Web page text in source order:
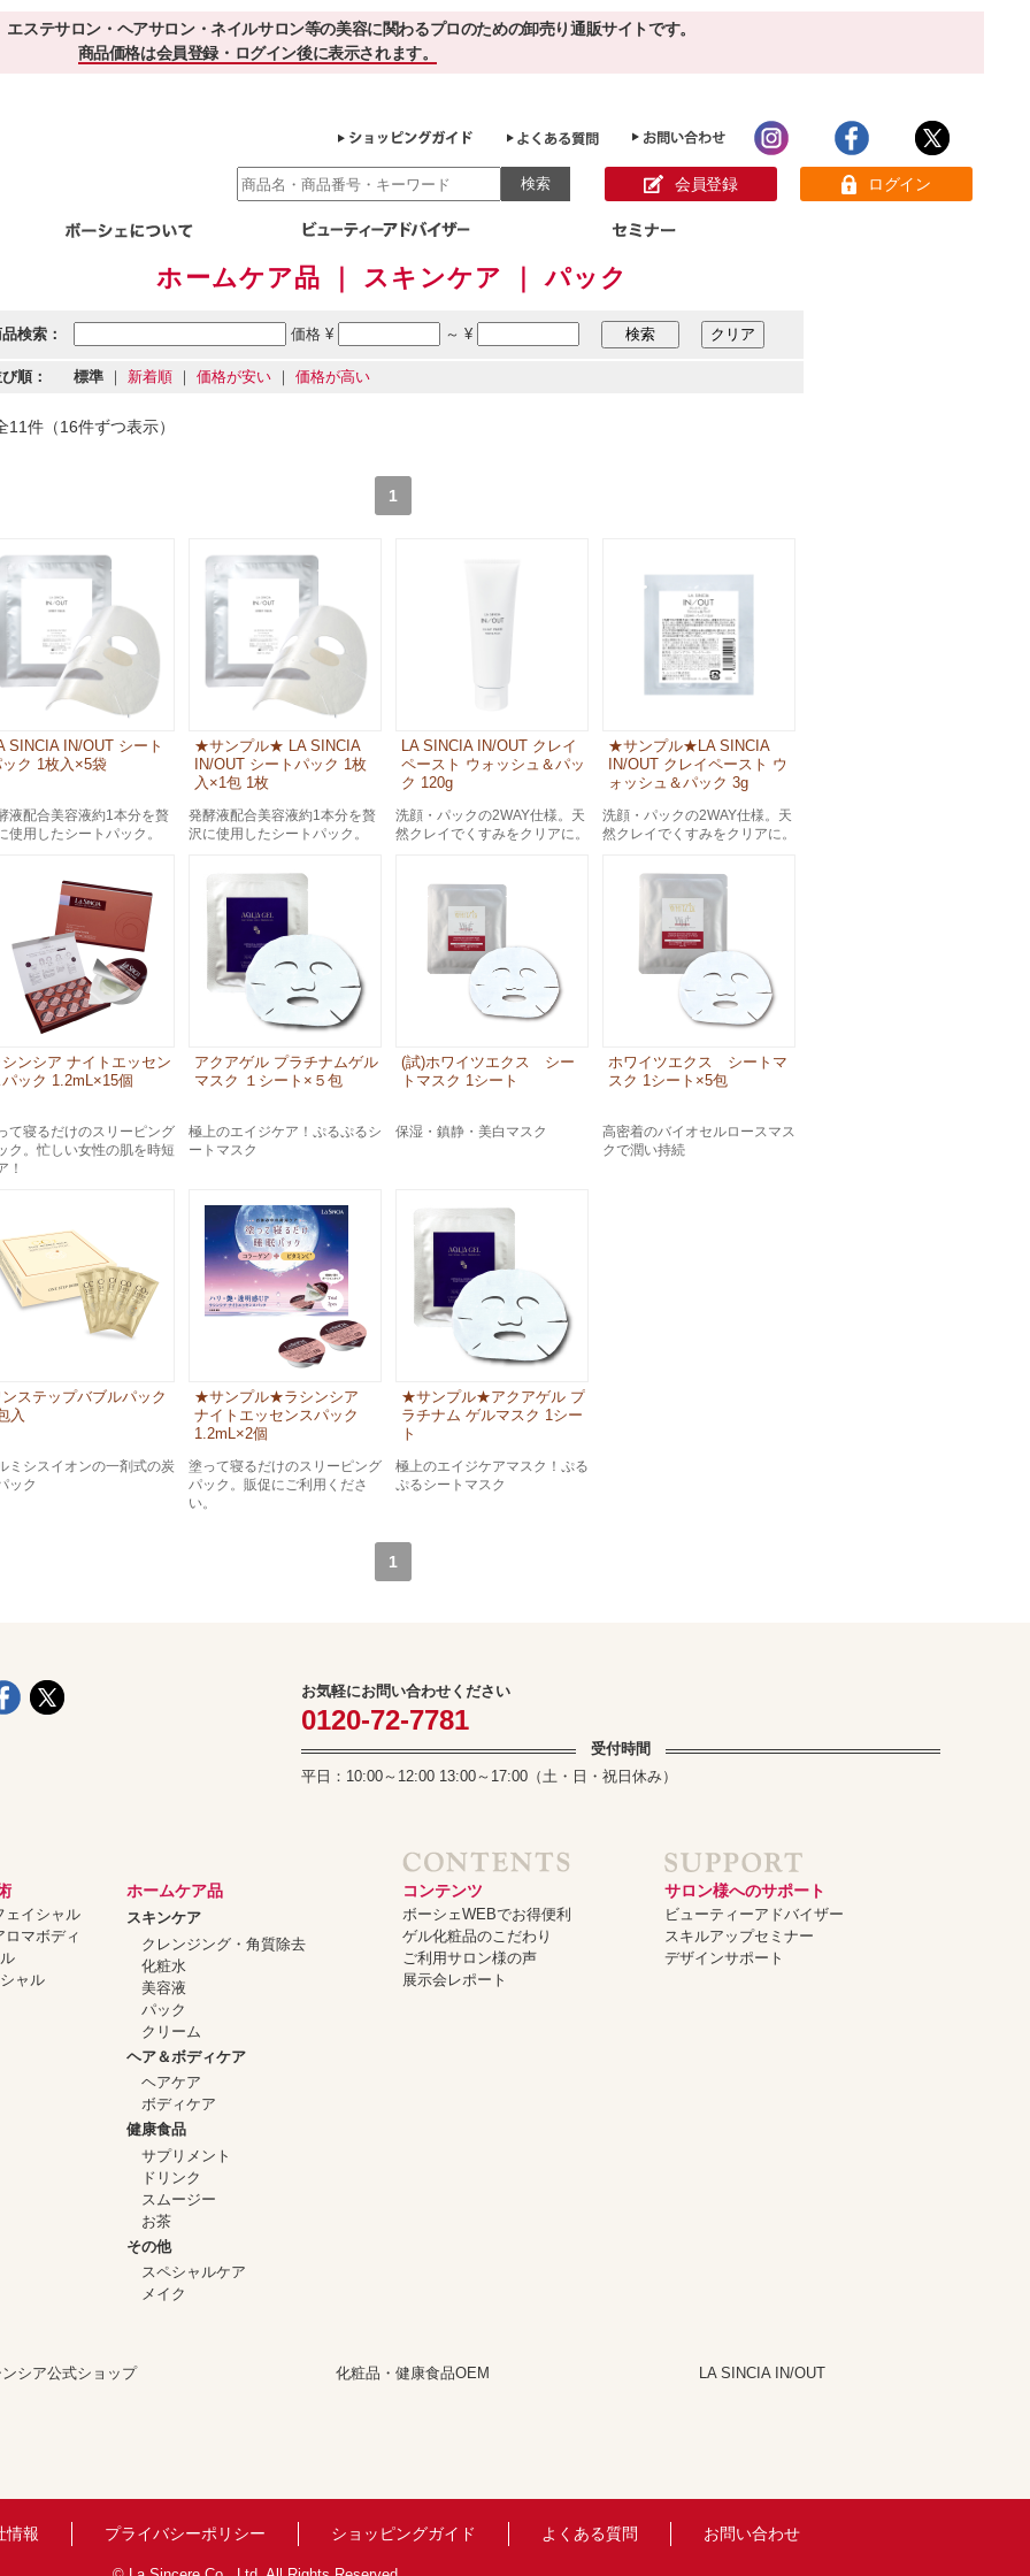
ステサロン・ヘアサロン・ネイルサロン等の美容に関わるプロのための卸売り通販サイトです。
商品価格は会員登録・ログイン後に表示されます。
会員登録 ログイン
・保湿 その他
ホームケア
スキンケア
クリーム
ヘアケア＆ボディケア
スムージー
ベーシックスキンケア
ゲル化粧品のこだわり ご利用サロン様の声
ホームケア品 ｜ スキンケア ｜ パック
検索： 価格 ¥ ～ ¥
順： 標準 ｜ 新着順 ｜ 価格が安い ｜ 価格が高い
11件（16件ずつ表示）
1
SINCIA IN/OUT シート
ク 1枚入×5袋
液配合美容液約1本分を贅
使用したシートパック。
★サンプル★ LA SINCIA
IN/OUT シートパック 1枚
入×1包 1枚
発酵液配合美容液約1本分を贅
沢に使用したシートパック。
LA SINCIA IN/OUT クレイ
ペースト ウォッシュ＆パッ
ク 120g
洗顔・パックの2WAY仕様。天
然クレイでくすみをクリアに。
★サンプル★LA SINCIA
IN/OUT クレイペースト ウ
ォッシュ＆パック 3g
洗顔・パックの2WAY仕様。天
然クレイでくすみをクリアに。
シンシア ナイトエッセン
パック 1.2mL×15個
て寝るだけのスリーピング
ク。忙しい女性の肌を時短
！
アクアゲル プラチナムゲル
マスク １シート×５包
極上のエイジケア！ぷるぷるシ
ートマスク
(試)ホワイツエクス シー
トマスク 1シート
保湿・鎮静・美白マスク
ホワイツエクス シートマ
スク 1シート×5包
高密着のバイオセルロースマス
クで潤い持続
ンステップバブルパック
入
ミシスイオンの一剤式の炭
ック
★サンプル★ラシンシア
ナイトエッセンスパック
1.2mL×2個
塗って寝るだけのスリーピング
パック。販促にご利用くださ
い。
★サンプル★アクアゲル プ
ラチナム ゲルマスク 1シー
ト
極上のエイジケアマスク！ぷる
ぷるシートマスク
1
お気軽にお問い合わせください
0120-72-7781
受付時間
平日：10:00～12:00 13:00～17:00（土・日・祝日休み）
ェイシャル
ロマボディ
ャル
ホームケア品
スキンケア
クレンジング・角質除去
化粧水
美容液
パック
クリーム
ヘア＆ボディケア
ヘアケア
ボディケア
健康食品
サプリメント
ドリンク
スムージー
お茶
その他
スペシャルケア
メイク
コンテンツ
ボーシェWEBでお得便利
ゲル化粧品のこだわり
ご利用サロン様の声
展示会レポート
サロン様へのサポート
ビューティーアドバイザー
スキルアップセミナー
デザインサポート
ンシア公式ショップ 化粧品・健康食品OEM LA SINCIA IN/OUT
情報 プライバシーポリシー ショッピングガイド よくある質問 お問い合わせ